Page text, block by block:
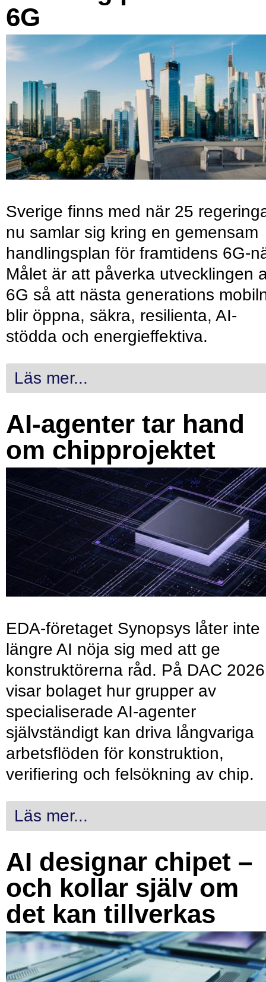
6G
Sverige finns med när 25
nu samlar sig kring en gemensam
handlingsplan för framtidens 6G-
Målet är att påverka utvecklingen
6G så att nästa generations
blir öppna, säkra, resilienta, AI-
stödda och energieffektiva.
Läs mer...
AI-agenter tar hand
om chipprojektet
EDA-företaget Synopsys låter inte
längre AI nöja sig med att ge
konstruktörerna råd. På DAC 2026
visar bolaget hur grupper av
specialiserade AI-agenter
självständigt kan driva långvariga
arbetsflöden för konstruktion,
verifiering och felsökning av chip.
Läs mer...
AI designar chipet –
och kollar själv om
det kan tillverkas